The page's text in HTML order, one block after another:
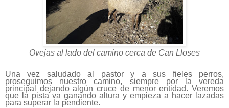
Ovejas al lado del camino cerca de Can Lloses
Una vez saludado al pastor y a sus fieles perros,
proseguimos nuestro camino, siempre por la vereda
principal dejando algún cruce de menor entidad. Veremos
que la pista va ganando altura y empieza a hacer lazadas
para superar la pendiente.